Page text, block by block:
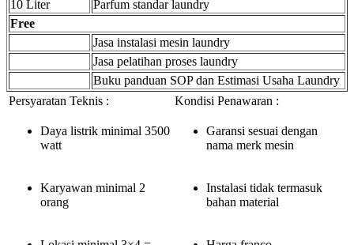
10 Liter
Parfum standar laundry
Free
Jasa instalasi mesin laundry
Jasa pelatihan proses laundry
Buku panduan SOP dan Estimasi Usaha Laundry
Persyaratan Teknis :
Kondisi Penawaran :
Daya listrik minimal 3500
watt
Garansi sesuai dengan
nama merk mesin
Karyawan minimal 2
orang
Instalasi tidak termasuk
bahan material